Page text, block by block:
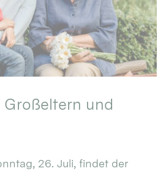
und
26. Juli, findet der